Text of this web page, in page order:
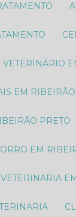
VETERINÁRIO
EM
PRETO
EM
VETERINARIA